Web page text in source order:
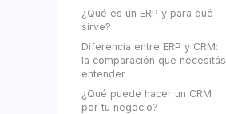
¿Qué es un ERP y para qué
sirve?
Diferencia entre ERP y CRM:
la comparación que necesitás
entender
¿Qué puede hacer un CRM
por tu negocio?